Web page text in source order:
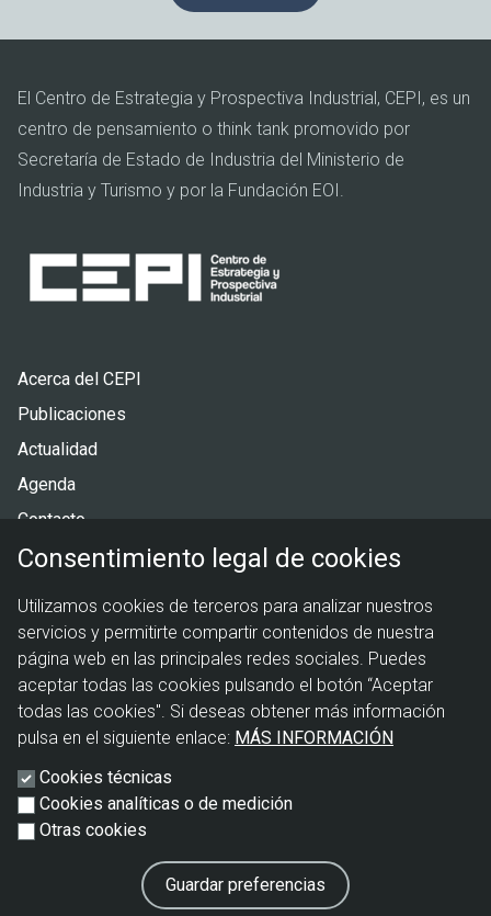
El Centro de Estrategia y Prospectiva Industrial, CEPI, es un
centro de pensamiento o think tank promovido por
Secretaría de Estado de Industria del Ministerio de
Industria y Turismo y por la Fundación EOI.
Pie
de
Acerca del CEPI
Publicaciones
Actualidad
Agenda
Contacto
legal
Política de cookies
Aviso legal
Consentimiento legal de cookies
Utilizamos cookies de terceros para analizar nuestros
servicios y permitirte compartir contenidos de nuestra
página web en las principales redes sociales. Puedes
aceptar todas las cookies pulsando el botón “Aceptar
todas las cookies". Si deseas obtener más información
pulsa en el siguiente enlace: MÁS INFORMACIÓN
Cookies técnicas
Cookies analíticas o de medición
Otras cookies
Guardar preferencias